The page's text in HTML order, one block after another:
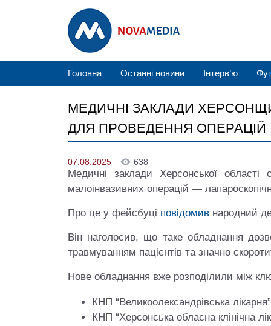
Головна Останні новини Інтерв’ю
МЕДИЧНІ ЗАКЛАДИ
ДЛЯ ПРОВЕДЕННЯ ОПЕРАЦІЙ
07.08.2025 638
Медичні заклади Херсонської
малоінвазивних операцій —
Про це у фейсбуці повідомив народний
Він наголосив, що таке обладнання
травмуванням пацієнтів та значно
Нове обладнання вже розподілили між
КНП “Великоолександрівська
КНП “Херсонська обласна клінічна